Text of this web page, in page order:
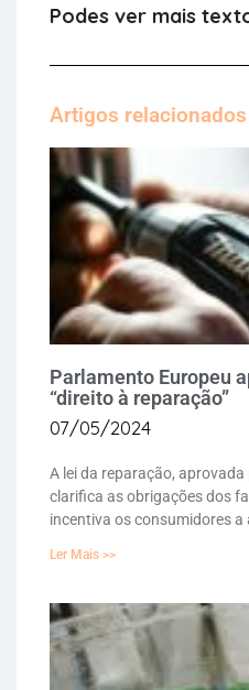
Podes ver mais
Artigos relacionados
Parlamento Europeu
“direito à reparação”
07/05/2024
A lei da reparação,
clarifica as obrigações dos
incentiva os consumidores a
Ler Mais >>